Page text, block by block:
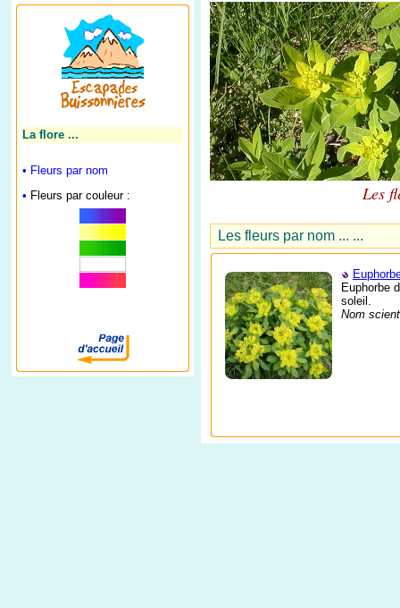
La flore ...
• Fleurs par nom
• Fleurs par couleur : Les
Les fleurs par nom ... ...
Euphorbe
soleil.
Nom